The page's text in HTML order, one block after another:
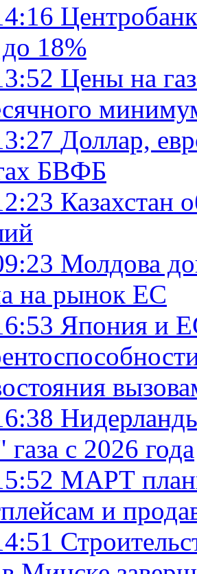
до 18%
Цены на
Доллар,
БВФБ
Казахстан
Молдова
на рынок ЕС
Япония и
газа с 2026 года
МАРТ
и